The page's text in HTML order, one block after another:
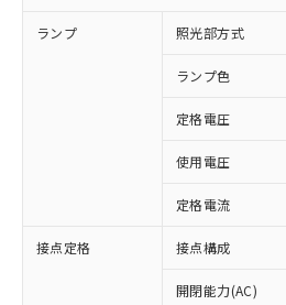
ランプ 照光部方式
ランプ色
定格電圧
使用電圧
定格電流
接点定格 接点構成
開閉能力(AC)